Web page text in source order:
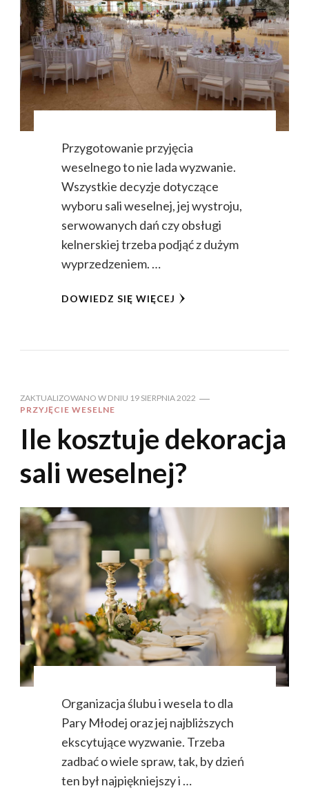
Przygotowanie przyjęcia
weselnego to nie lada wyzwanie.
Wszystkie decyzje dotyczące
wyboru sali weselnej, jej wystroju,
serwowanych dań czy obsługi
kelnerskiej trzeba podjąć z dużym
wyprzedzeniem. …
DOWIEDZ SIĘ WIĘCEJ
ZAKTUALIZOWANO W DNIU 19 SIERPNIA 2022
PRZYJĘCIE WESELNE
Ile kosztuje dekoracja
sali weselnej?
Organizacja ślubu i wesela to dla
Pary Młodej oraz jej najbliższych
ekscytujące wyzwanie. Trzeba
zadbać o wiele spraw, tak, by dzień
ten był najpiękniejszy i …